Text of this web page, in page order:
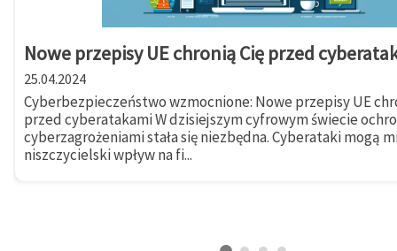
Nowe przepisy UE chronią Cię przed
25.04.2024
Cyberbezpieczeństwo wzmocnione: Nowe przepisy UE
przed cyberatakami W dzisiejszym cyfrowym świecie
cyberzagrożeniami stała się niezbędna. Cyberataki mogą
niszczycielski wpływ na fi...